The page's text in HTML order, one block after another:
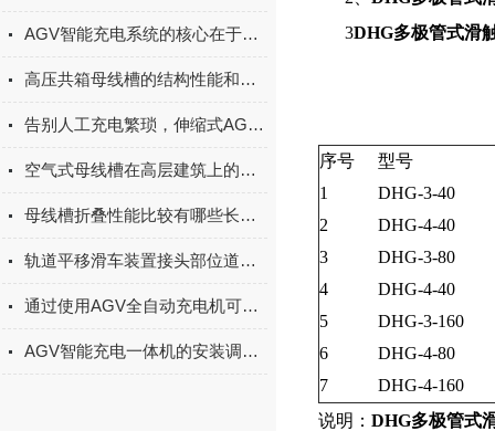
AGV智能充电系统的核心在于其智能化的充电策略
高压共箱母线槽的结构性能和优势概述
告别人工充电繁琐，伸缩式AGV智能充电站自动补能更省心
空气式母线槽在高层建筑上的应用
母线槽折叠性能比较有哪些长处？
轨道平移滑车装置接头部位道床变形原因
通过使用AGV全自动充电机可以大大提高AGV的运行效率和充电效率
AGV智能充电一体机的安装调试与对接AGV系统实操技巧
3DHG多极管式滑
序号
型号
1
DHG-3-40
2
DHG-4-40
3
DHG-3-80
4
DHG-4-40
5
DHG-3-160
6
DHG-4-80
7
DHG-4-160
说明： DHG多极管式